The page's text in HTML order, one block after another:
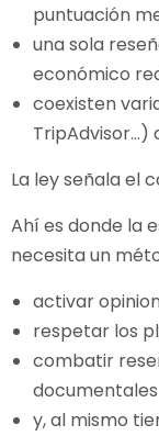
puntuación
una sola
económico
coexisten
TripAdvisor…)
La ley señala el
Ahí es donde la
necesita un
activar
respetar los
combatir
documentales
y, al mismo